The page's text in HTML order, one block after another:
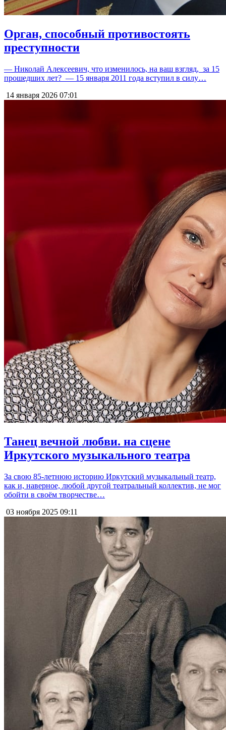
Орган, способный противостоять
преступности
— Николай Алексеевич, что изменилось, на ваш взгляд, за 15
прошедших лет? — 15 января 2011 года вступил в силу…
14 января 2026 07:01
Танец вечной любви. на сцене
Иркутского музыкального театра
За свою 85-летнюю историю Иркутский музыкальный театр,
как и, наверное, любой другой театральный коллектив, не мог
обойти в своём творчестве…
03 ноября 2025 09:11